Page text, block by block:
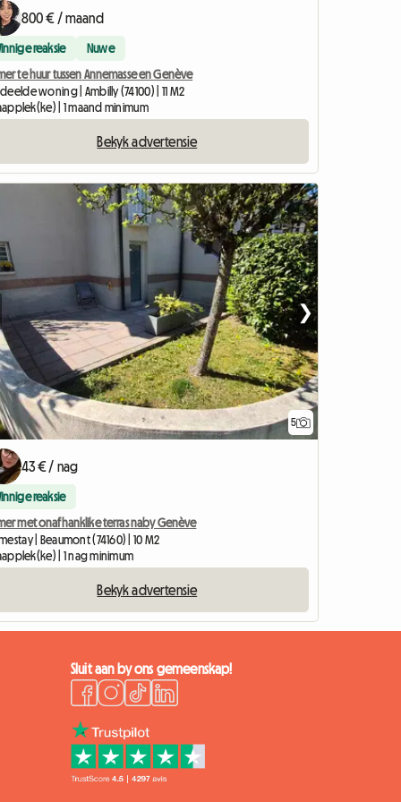
800 € / maand
reaksie Nuwe
te huur tussen Annemasse en Genève
woning | Ambilly (74100) | 11 M2
| 1 maand minimum
Bekyk advertensie
5
❯
43 € / nag
reaksie
met onafhanklike terras naby Genève
| Beaumont (74160) | 10 M2
| 1 nag minimum
Bekyk advertensie
Sluit aan by ons gemeenskap!